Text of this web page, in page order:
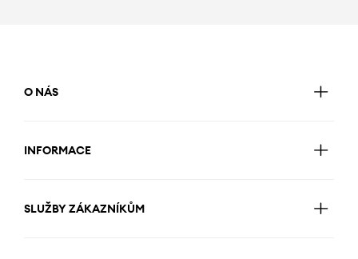
O NÁS
INFORMACE
SLUŽBY ZÁKAZNÍKŮM